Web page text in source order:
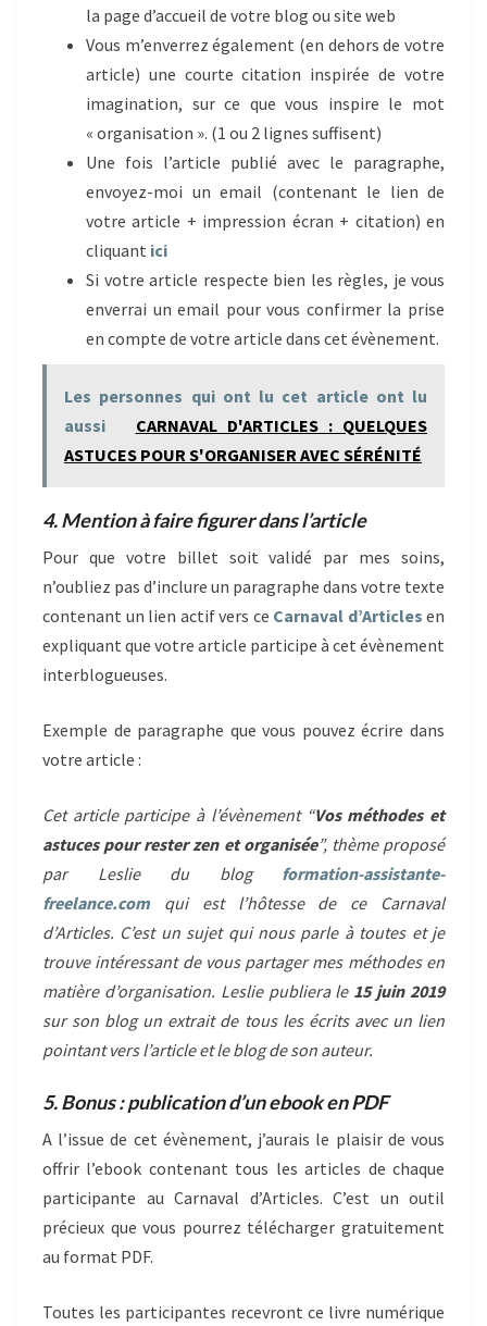
la page d’accueil de votre blog ou site web
Vous m’enverrez également (en dehors de votre
article) une courte citation inspirée de votre
imagination, sur ce que vous inspire le mot
« organisation ». (1 ou 2 lignes suffisent)
Une fois l’article publié avec le paragraphe,
envoyez-moi un email (contenant le lien de
votre article + impression écran + citation) en
cliquant ici
Si votre article respecte bien les règles, je vous
enverrai un email pour vous confirmer la prise
en compte de votre article dans cet évènement.
Les personnes qui ont lu cet article ont lu
aussi
CARNAVAL D'ARTICLES : QUELQUES
ASTUCES POUR S'ORGANISER AVEC SÉRÉNITÉ
4. Mention à faire figurer dans l’article
Pour que votre billet soit validé par mes soins,
n’oubliez pas d’inclure un paragraphe dans votre texte
contenant un lien actif vers ce Carnaval d’Articles en
expliquant que votre article participe à cet évènement
interblogueuses.
Exemple de paragraphe que vous pouvez écrire dans
votre article :
Cet article participe à l’évènement “Vos méthodes et
astuces pour rester zen et organisée”, thème proposé
par Leslie du blog formation-assistante-
freelance.com
qui est l’hôtesse de ce Carnaval
d’Articles. C’est un sujet qui nous parle à toutes et je
trouve intéressant de vous partager mes méthodes en
matière d’organisation. Leslie publiera le 15 juin 2019
sur son blog un extrait de tous les écrits avec un lien
pointant vers l’article et le blog de son auteur.
5. Bonus : publication d’un ebook en PDF
A l’issue de cet évènement, j’aurais le plaisir de vous
offrir l’ebook contenant tous les articles de chaque
participante au Carnaval d’Articles. C’est un outil
précieux que vous pourrez télécharger gratuitement
au format PDF.
Toutes les participantes recevront ce livre numérique